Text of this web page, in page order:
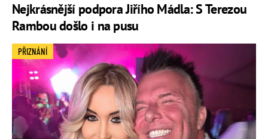
Nejkrásnější podpora Jiřího Mádla: S Terezou
Rambou došlo i na pusu
PŘIZNÁNÍ